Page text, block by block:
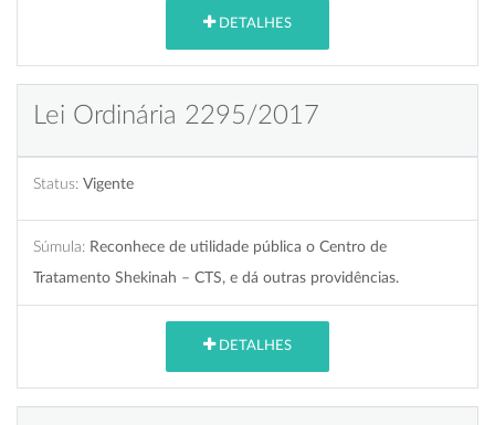
DETALHES
Lei Ordinária 2295/2017
Status: Vigente
Súmula: Reconhece de utilidade pública o Centro de
Tratamento Shekinah – CTS, e dá outras providências.
DETALHES